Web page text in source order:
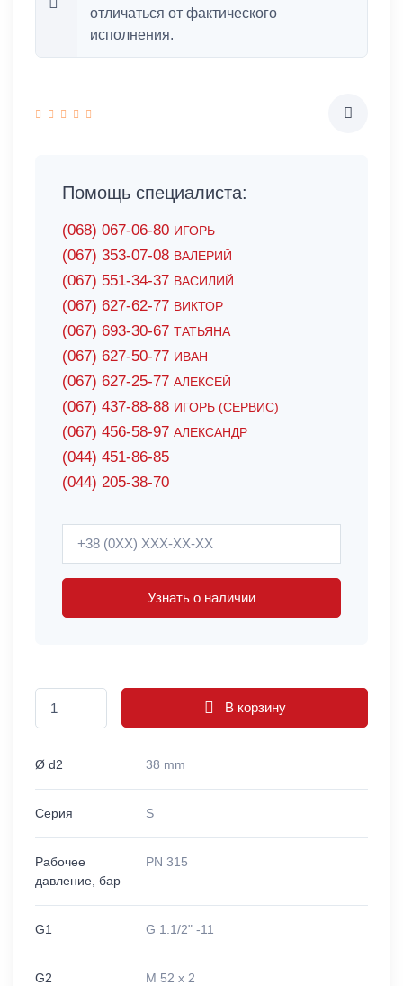
отличаться от фактического
исполнения.
Помощь специалиста:
(068) 067-06-80 ИГОРЬ
(067) 353-07-08 ВАЛЕРИЙ
(067) 551-34-37 ВАСИЛИЙ
(067) 627-62-77 ВИКТОР
(067) 693-30-67 ТАТЬЯНА
(067) 627-50-77 ИВАН
(067) 627-25-77 АЛЕКСЕЙ
(067) 437-88-88 ИГОРЬ (СЕРВИС)
(067) 456-58-97 АЛЕКСАНДР
(044) 451-86-85
(044) 205-38-70
Узнать о наличии
В корзину
Ø d2 38 mm
Серия S
Рабочее
давление, бар
PN 315
G1 G 1.1/2" -11
G2 M 52 x 2